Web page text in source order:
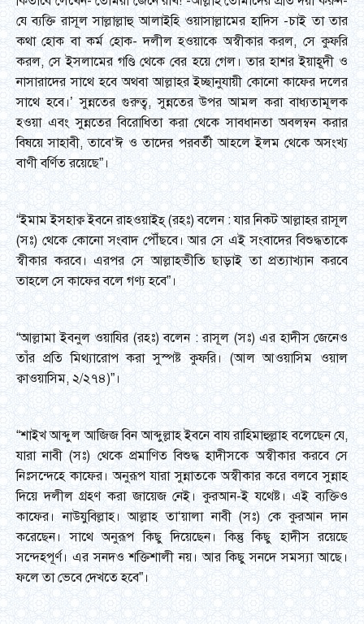
যে ব্যক্তি রাসূল সাল্লাল্লাহু আলাইহি ওয়াসাল্লামের হাদিস -চাই তা তার
কথা হোক বা কর্ম হোক- দলীল হওয়াকে অস্বীকার করল, সে কুফরি
করল, সে ইসলামের গণ্ডি থেকে বের হয়ে গেল। তার হাশর ইয়াহূদী ও
নাসারাদের সাথে হবে অথবা আল্লাহর ইচ্ছানুযায়ী কোনো কাফের দলের
সাথে হবে।’ সুন্নতের গুরুত্ব, সুন্নতের উপর আমল করা বাধ্যতামূলক
হওয়া এবং সুন্নতের বিরোধিতা করা থেকে সাবধানতা অবলম্বন করার
বিষয়ে সাহাবী, তাবে‘ঈ ও তাদের পরবর্তী আহলে ইলম থেকে অসংখ্য
বাণী বর্ণিত রয়েছে”।
“ইমাম ইসহাক্ব ইবনে রাহওয়াইহ্ (রহঃ) বলেন : যার নিকট আল্লাহর রাসূল
(সঃ) থেকে কোনো সংবাদ পৌঁছবে। আর সে এই সংবাদের বিশুদ্ধতাকে
স্বীকার করবে। এরপর সে আল্লাহভীতি ছাড়াই তা প্রত্যাখ্যান করবে
তাহলে সে কাফের বলে গণ্য হবে”।
“আল্লামা ইবনুল ওয়াযির (রহঃ) বলেন : রাসূল (সঃ) এর হাদীস জেনেও
তাঁর প্রতি মিথ্যারোপ করা সুস্পষ্ট কুফরি। (আল আওয়াসিম ওয়াল
ক্বাওয়াসিম, ২/২৭৪)”।
“শাইখ আব্দুল আজিজ বিন আব্দুল্লাহ ইবনে বায রাহিমাহুল্লাহ বলেছেন যে,
যারা নাবী (সঃ) থেকে প্রমাণিত বিশুদ্ধ হাদীসকে অস্বীকার করবে সে
নিঃসন্দেহে কাফের। অনুরূপ যারা সুন্নাতকে অস্বীকার করে বলবে সুন্নাহ
দিয়ে দলীল গ্রহণ করা জায়েজ নেই। কুরআন-ই যথেষ্ট। এই ব্যক্তিও
কাফের। নাউযুবিল্লাহ। আল্লাহ তা‘য়ালা নাবী (সঃ) কে কুরআন দান
করেছেন। সাথে অনুরূপ কিছু দিয়েছেন। কিন্তু কিছু হাদীস রয়েছে
সন্দেহপূর্ণ। এর সনদও শক্তিশালী নয়। আর কিছু সনদে সমস্যা আছে।
ফলে তা ভেবে দেখতে হবে”।